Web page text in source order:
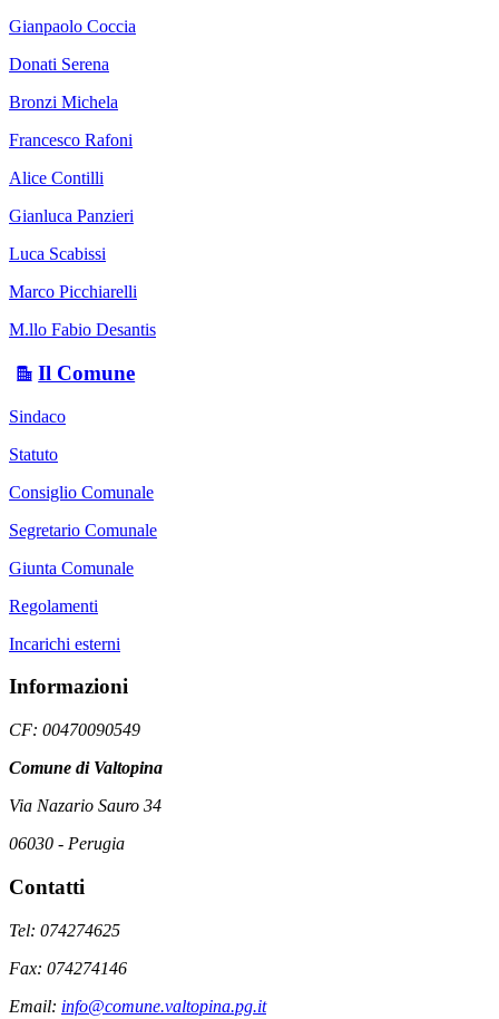
Gianpaolo Coccia
Donati Serena
Bronzi Michela
Francesco Rafoni
Alice Contilli
Gianluca Panzieri
Luca Scabissi
Marco Picchiarelli
M.llo Fabio Desantis
Il Comune
Sindaco
Statuto
Consiglio Comunale
Segretario Comunale
Giunta Comunale
Regolamenti
Incarichi esterni
Informazioni
CF: 00470090549
Comune di Valtopina
Via Nazario Sauro 34
06030 - Perugia
Contatti
Tel: 074274625
Fax: 074274146
Email: info@comune.valtopina.pg.it